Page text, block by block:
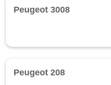
Peugeot 3008
Peugeot 208